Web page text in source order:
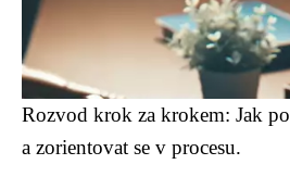
Rozvod krok za krokem: Jak
a zorientovat se v procesu.